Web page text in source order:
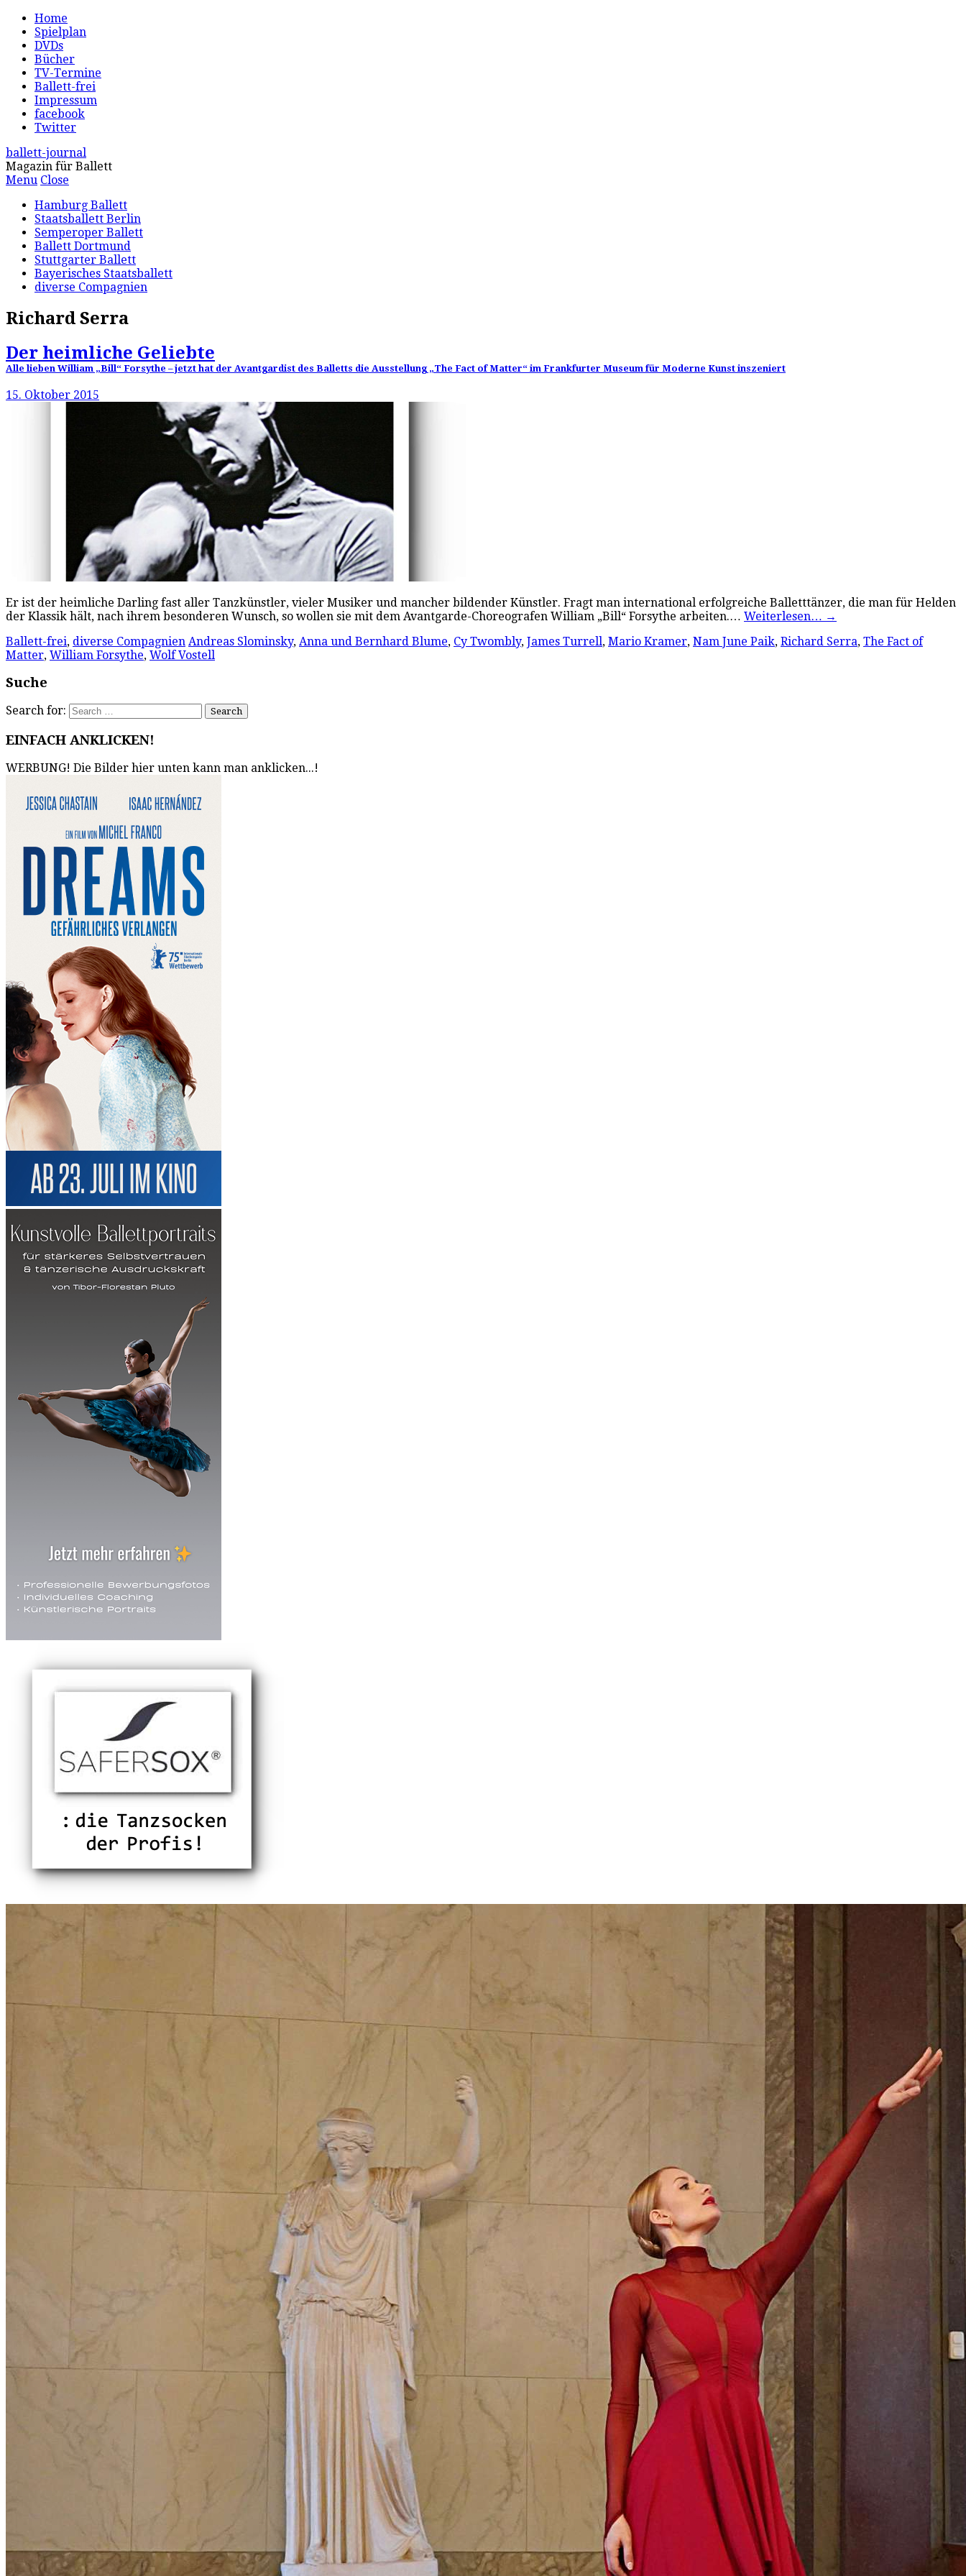
Home
Spielplan
DVDs
Bücher
TV-Termine
Ballett-frei
Impressum
facebook
Twitter
ballett-journal
Magazin für Ballett
Menu Close
Hamburg Ballett
Staatsballett Berlin
Semperoper Ballett
Ballett Dortmund
Stuttgarter Ballett
Bayerisches Staatsballett
diverse Compagnien
Richard Serra
Der heimliche Geliebte
Alle lieben William „Bill“ Forsythe – jetzt hat der Avantgardist des Balletts die Ausstellung „The Fact of Matter“ im Frankfurter Museum für Moderne Kunst inszeniert
15. Oktober 2015
Er ist der heimliche Darling fast aller Tanzkünstler, vieler Musiker und mancher bildender Künstler. Fragt man international erfolgreiche Balletttänzer, die man für Helden
der Klassik hält, nach ihrem besonderen Wunsch, so wollen sie mit dem Avantgarde-Choreografen William „Bill“ Forsythe arbeiten.… Weiterlesen… →
Ballett-frei, diverse Compagnien Andreas Slominsky, Anna und Bernhard Blume, Cy Twombly, James Turrell, Mario Kramer, Nam June Paik, Richard Serra, The Fact of
Matter, William Forsythe, Wolf Vostell
Suche
Search for:
EINFACH ANKLICKEN!
WERBUNG! Die Bilder hier unten kann man anklicken...!